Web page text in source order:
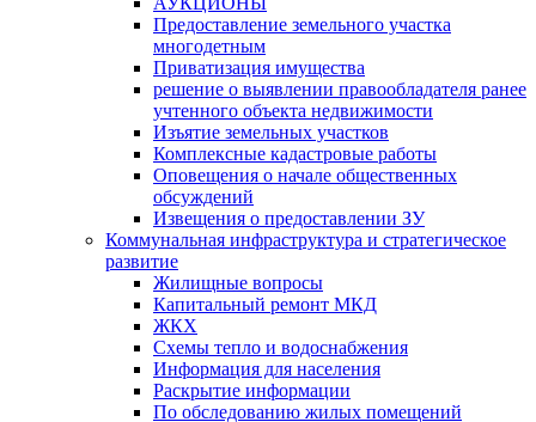
Предоставление земельного участка
многодетным
Приватизация имущества
решение о выявлении правообладателя ранее
учтенного объекта недвижимости
Изъятие земельных участков
Комплексные кадастровые работы
Оповещения о начале общественных
обсуждений
Извещения о предоставлении ЗУ
Коммунальная инфраструктура и стратегическое
развитие
Жилищные вопросы
Капитальный ремонт МКД
ЖКХ
Схемы тепло и водоснабжения
Информация для населения
Раскрытие информации
По обследованию жилых помещений